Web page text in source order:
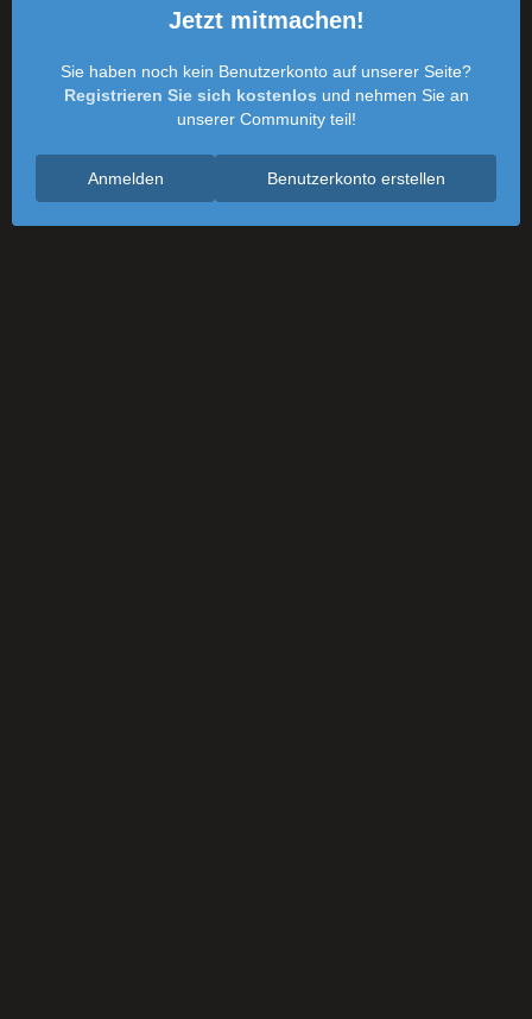
Jetzt mitmachen!
Sie haben noch kein Benutzerkonto auf unserer Seite?
Registrieren Sie sich kostenlos und nehmen Sie an
unserer Community teil!
Benutzerkonto erstellen
Anmelden